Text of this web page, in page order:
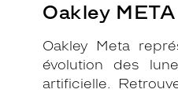
Oakley META
Oakley Meta
évolution des
artificielle.